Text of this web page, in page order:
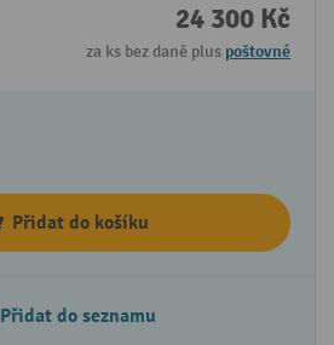
24 300 Kč
za ks bez daně plus poštovné
Přidat do košíku
Přidat do seznamu